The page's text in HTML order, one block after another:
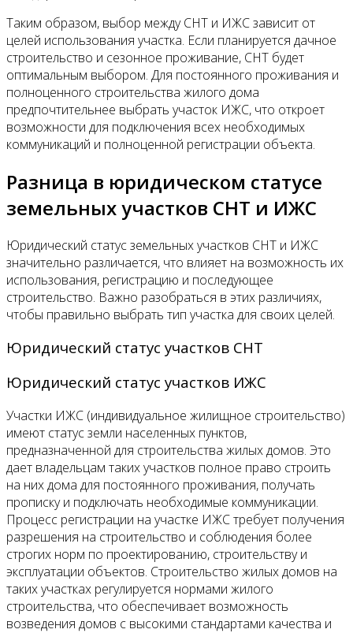
Таким образом, выбор между СНТ и ИЖС зависит от
целей использования участка. Если планируется дачное
строительство и сезонное проживание, СНТ будет
оптимальным выбором. Для постоянного проживания и
полноценного строительства жилого дома
предпочтительнее выбрать участок ИЖС, что откроет
возможности для подключения всех необходимых
коммуникаций и полноценной регистрации объекта.
Разница в юридическом статусе
земельных участков СНТ и ИЖС
Юридический статус земельных участков СНТ и ИЖС
значительно различается, что влияет на возможность их
использования, регистрацию и последующее
строительство. Важно разобраться в этих различиях,
чтобы правильно выбрать тип участка для своих целей.
Юридический статус участков СНТ
Юридический статус участков ИЖС
Участки ИЖС (индивидуальное жилищное строительство)
имеют статус земли населенных пунктов,
предназначенной для строительства жилых домов. Это
дает владельцам таких участков полное право строить
на них дома для постоянного проживания, получать
прописку и подключать необходимые коммуникации.
Процесс регистрации на участке ИЖС требует получения
разрешения на строительство и соблюдения более
строгих норм по проектированию, строительству и
эксплуатации объектов. Строительство жилых домов на
таких участках регулируется нормами жилого
строительства, что обеспечивает возможность
возведения домов с высокими стандартами качества и